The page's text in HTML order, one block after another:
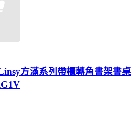
方滿系列帶櫃轉角書架書桌